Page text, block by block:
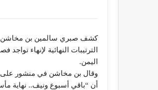
كشف صبري سالمين بن مخاشن،
الترتيبات النهائية لإنهاء
اليمن.
وقال بن مخاشن في منشور على
أن “باقي أسبوع ونيف.. نهاية